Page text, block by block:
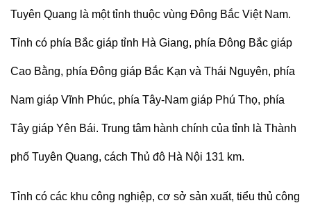
Tuyên Quang là một tỉnh thuộc vùng Đông Bắc Việt Nam.
Tỉnh có phía Bắc giáp tỉnh Hà Giang, phía Đông Bắc giáp
Cao Bằng, phía Đông giáp Bắc Kạn và Thái Nguyên, phía
Nam giáp Vĩnh Phúc, phía Tây-Nam giáp Phú Thọ, phía
Tây giáp Yên Bái. Trung tâm hành chính của tỉnh là Thành
phố Tuyên Quang, cách Thủ đô Hà Nội 131 km.
Tỉnh có các khu công nghiệp, cơ sở sản xuất, tiểu thủ công